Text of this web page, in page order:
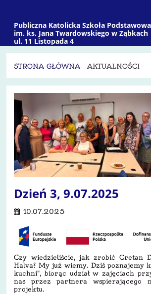
Publiczna Katolicka Szkoła Podstawowa
im. ks. Jana Twardowskiego w Ząbkach
ul. 11 Listopada 4
STRONA GŁÓWNA AKTUALNOŚCI
Aktualności
Dzień 3, 9.07.2025
10.07.2025
Czy wiedzieliście, jak zrobić Cretan
Halva? My już wiemy. Dziś poznajemy
kuchni", biorąc udział w zajęciach
nas przez partnera wspierającego
projektu.